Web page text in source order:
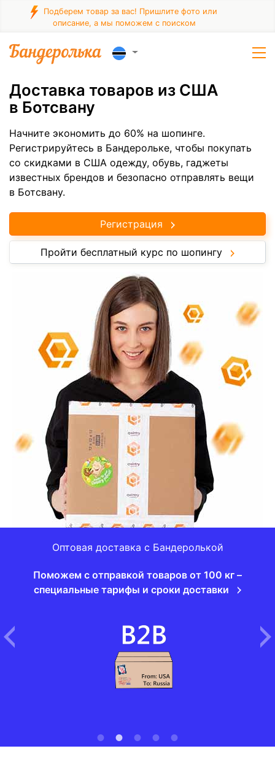
Подберем товар за вас! Пришлите фото или
описание, а мы поможем с поиском
Доставка товаров из США
в Ботсвану
Начните экономить до 60% на шопинге.
Регистрируйтесь в Бандерольке, чтобы покупать
со скидками в США одежду, обувь, гаджеты
известных брендов и безопасно отправлять вещи
в Ботсвану.
Регистрация
Пройти бесплатный курс по шопингу
Оптовая доставка с Бандеролькой
Поможем с отправкой товаров от 100 кг –
специальные тарифы и сроки доставки